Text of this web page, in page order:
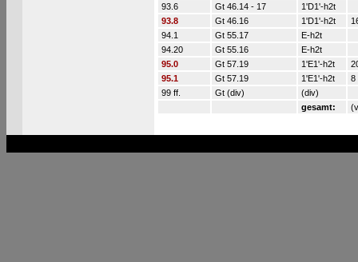
93.6
Gt 46.14 - 17
1'D1'-h2t
93.8
Gt 46.16 1'D1'-h2t
94.1
Gt 55.17
E-h2t
94.20
Gt 55.16
E-h2t
95.0
Gt 57.19 1'E1'-h2t
95.1
Gt 57.19 1'E1'-h2t
8
99 ff.
Gt (div)
(div)
gesamt: